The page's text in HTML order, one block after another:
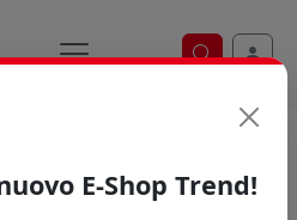
Ricerca
E-Shop Trend!